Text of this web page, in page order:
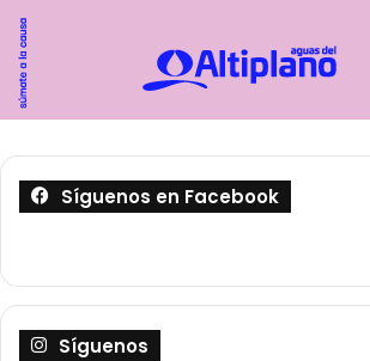
Síguenos en Facebook
Síguenos